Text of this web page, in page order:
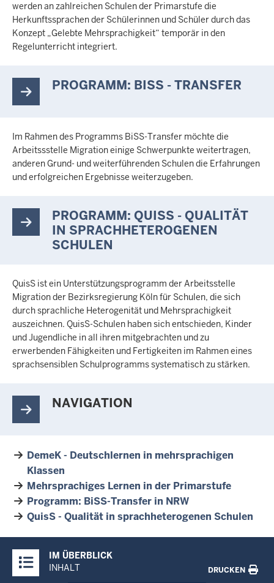
werden an zahlreichen Schulen der Primarstufe die
Herkunftssprachen der Schülerinnen und Schüler durch das
Konzept „Gelebte Mehrsprachigkeit“ temporär in den
Regelunterricht integriert.
PROGRAMM: BISS - TRANSFER
Im Rahmen des Programms BiSS-Transfer möchte die
Arbeitssstelle Migration einige Schwerpunkte weitertragen,
anderen Grund- und weiterführenden Schulen die Erfahrungen
und erfolgreichen Ergebnisse weiterzugeben.
PROGRAMM: QUISS - QUALITÄT
IN SPRACHHETEROGENEN
SCHULEN
QuisS ist ein Unterstützungsprogramm der Arbeitsstelle
Migration der Bezirksregierung Köln für Schulen, die sich
durch sprachliche Heterogenität und Mehrsprachigkeit
auszeichnen. QuisS-Schulen haben sich entschieden, Kinder
und Jugendliche in all ihren mitgebrachten und zu
erwerbenden Fähigkeiten und Fertigkeiten im Rahmen eines
sprachsensiblen Schulprogramms systematisch zu stärken.
NAVIGATION
DemeK - Deutschlernen in mehrsprachigen
Klassen
Mehrsprachiges Lernen in der Primarstufe
Programm: BiSS-Transfer in NRW
QuisS - Qualität in sprachheterogenen Schulen
Inhalte
IM ÜBERBLICK
INHALT
DRUCKEN